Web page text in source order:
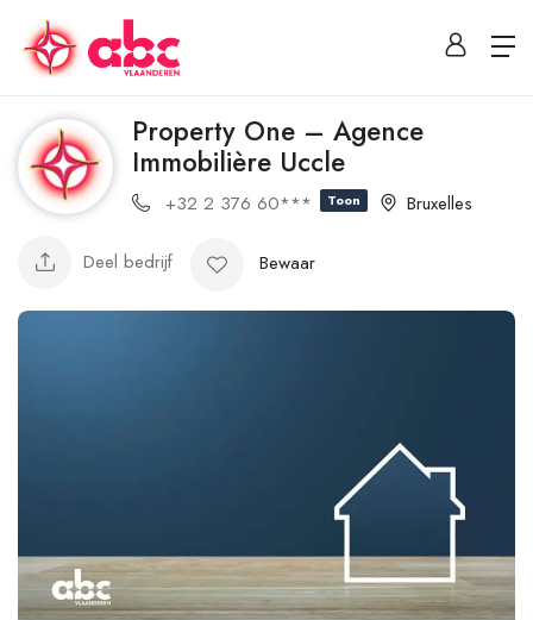
Property One – Agence
Immobilière Uccle
+32 2 376 60*** Toon Bruxelles
Deel bedrijf Bewaar